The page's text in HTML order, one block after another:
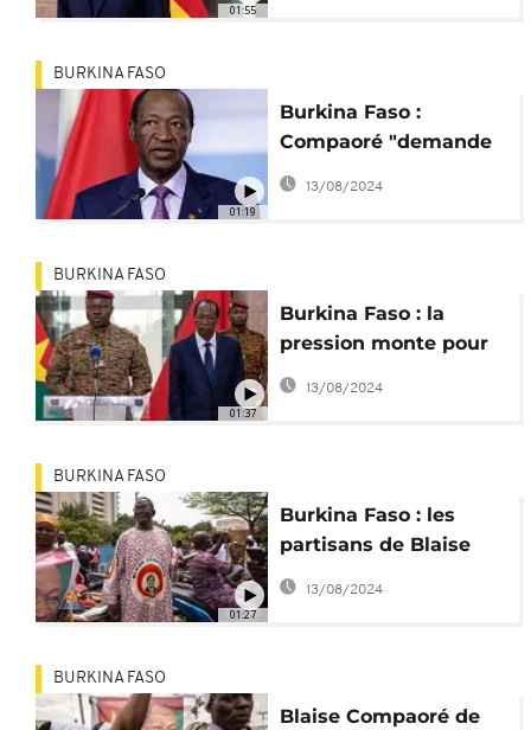
01:55
01:19
BURKINA FASO
Burkina Faso :
Compaoré "demande
pardon" à la famille de
Thomas Sankara
13/08/2024
01:37
BURKINA FASO
Burkina Faso : la
pression monte pour
l'arrestation de Blaise
Compaoré
13/08/2024
01:27
BURKINA FASO
Burkina Faso : les
partisans de Blaise
Compaoré saluent son
13/08/2024
BURKINA FASO
Blaise Compaoré de